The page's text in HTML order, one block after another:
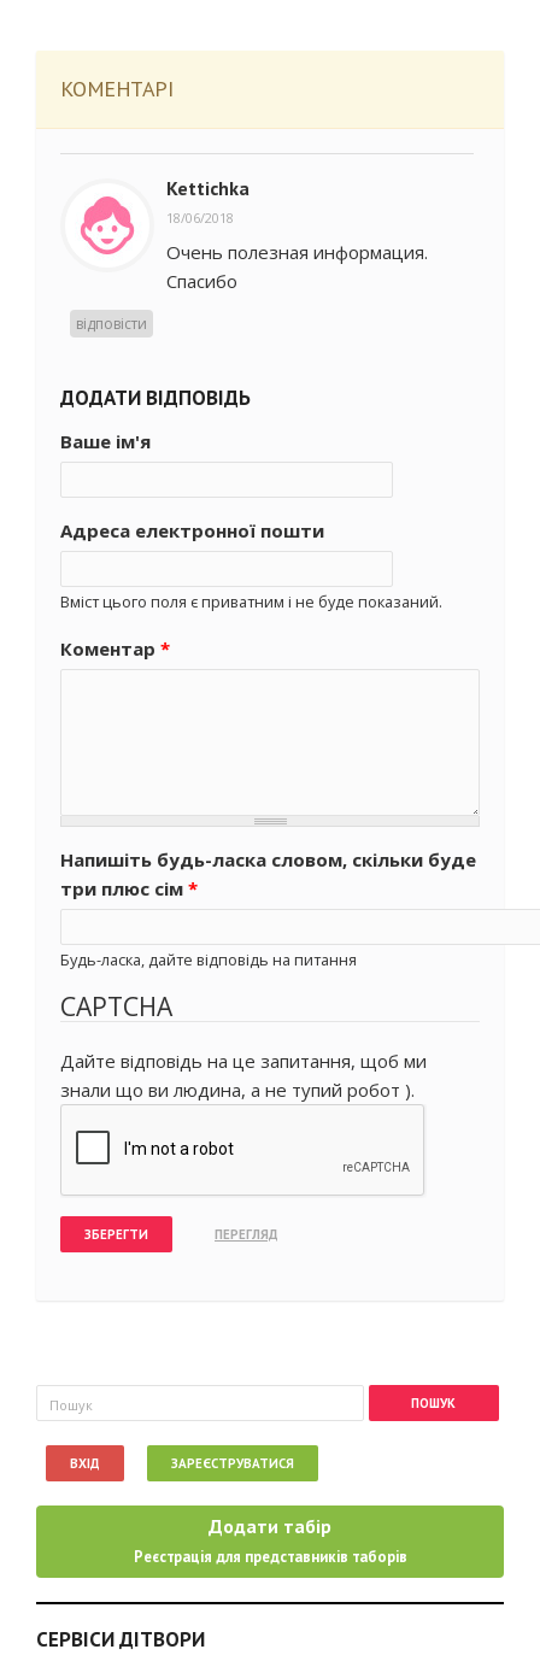
КОМЕНТАРІ
Kettichka
18/06/2018
Очень полезная информация.
Спасибо
відповісти
ДОДАТИ ВІДПОВІДЬ
Ваше ім'я
Адреса електронної пошти
Вміст цього поля є приватним і не буде показаний.
Коментар *
Напишіть будь-ласка словом, скільки буде
три плюс сім *
Будь-ласка, дайте відповідь на питання
CAPTCHA
Дайте відповідь на це запитання, щоб ми
знали що ви людина, а не тупий робот ).
Пошукова форма
Пошук
ВХІД ЗАРЕЄСТРУВАТИСЯ
Додати табір
Реєстрація для представників таборів
СЕРВІСИ ДІТВОРИ